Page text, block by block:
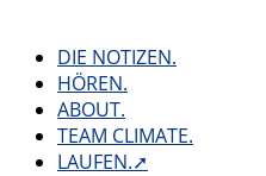
contentDIE NOTIZEN.
HÖREN.
ABOUT.
TEAM CLIMATE.
LAUFEN.➚